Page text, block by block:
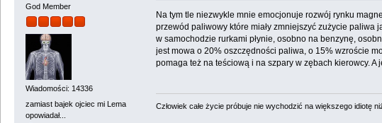
God Member
Wiadomości: 14336
zamiast bajek ojciec mi Lema
opowiadał...
Na tym tle niezwykle mnie emocjonuje rozwój rynku
przewód paliwowy które miały zmniejszyć zużycie paliwa
w samochodzie rurkami płynie, osobno na benzynę,
jest mowa o 20% oszczędności paliwa, o 15% wzroście
pomaga też na teściową i na szpary w zębach kierowcy. A
Człowiek całe życie próbuje nie wychodzić na większego idiotę